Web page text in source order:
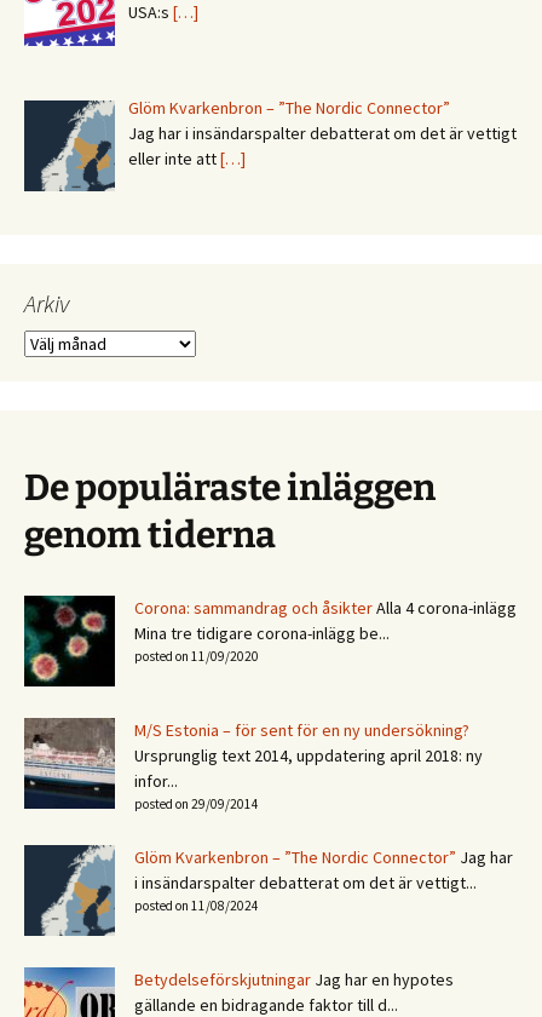
USA:s […]
Glöm Kvarkenbron – ”The Nordic Connector”
Jag har i insändarspalter debatterat om det är vettigt
eller inte att[…]
Arkiv
Arkiv
De populäraste inläggen
genom tiderna
Corona: sammandrag och åsikterAlla 4 corona-inlägg
Mina tre tidigare corona-inlägg be...
posted on 11/09/2020
M/S Estonia – för sent för en ny undersökning?
Ursprunglig text 2014, uppdatering april 2018: ny
infor...
posted on 29/09/2014
Glöm Kvarkenbron – ”The Nordic Connector” Jag har
i insändarspalter debatterat om det är vettigt...
posted on 11/08/2024
Betydelseförskjutningar Jag har en hypotes
gällande en bidragande faktor till d...